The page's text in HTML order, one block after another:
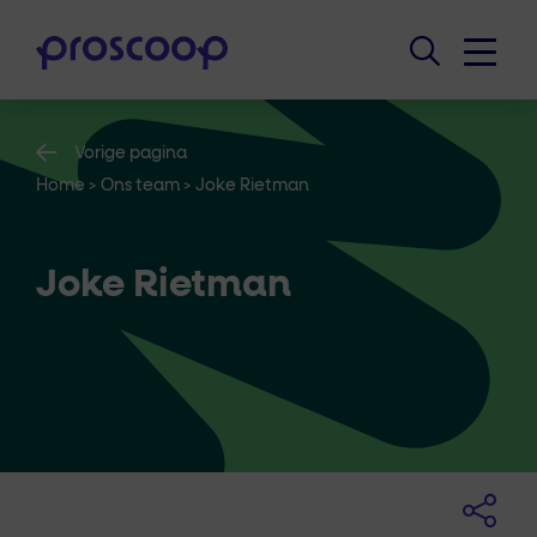
Vorige pagina
Home > Ons team > Joke Rietman
Joke Rietman